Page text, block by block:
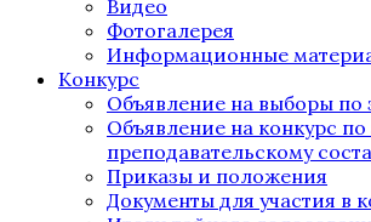
Видео
Фотогалерея
Информационные
Конкурс
Объявление на выборы
Объявление на конкурс
преподавательскому
Приказы и положения
Документы для участия в